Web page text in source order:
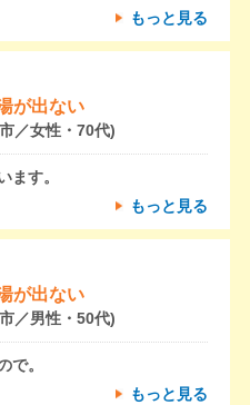
もっと見る
が出ない
／女性・70代)
ます。
もっと見る
が出ない
／男性・50代)
で。
もっと見る